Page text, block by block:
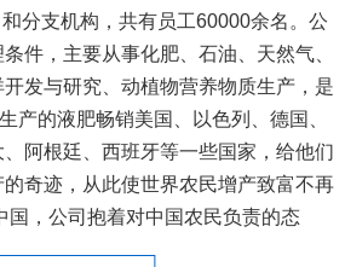
和分支机构，共有员工60000余名。公
件，主要从事化肥、石油、天然气、
发与研究、动植物营养物质生产，是
产的液肥畅销美国、以色列、德国、
阿根廷、西班牙等一些国家，给他们
奇迹，从此使世界农民增产致富不再
国，公司抱着对中国农民负责的态